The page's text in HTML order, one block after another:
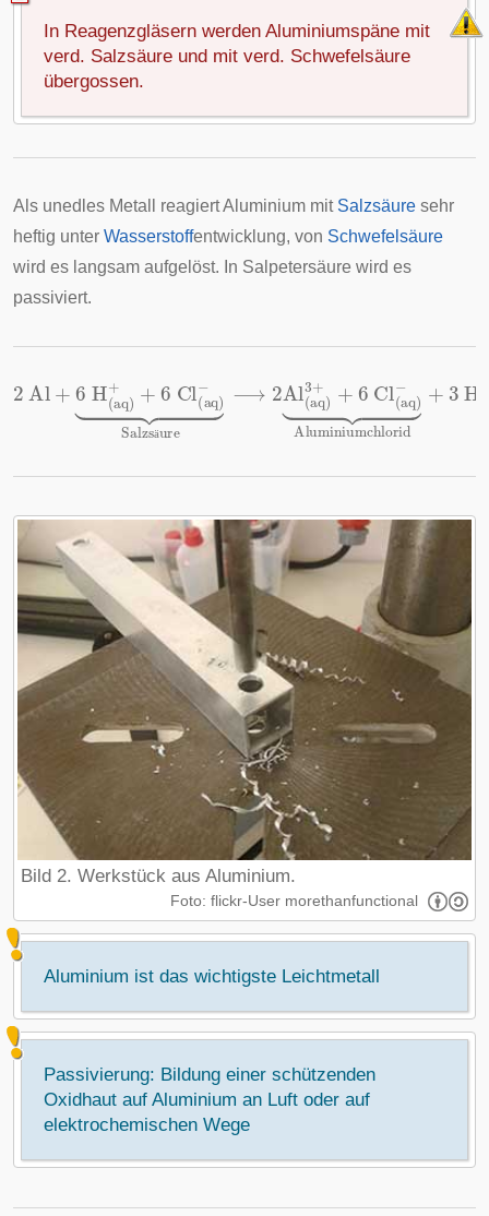
In Reagenzgläsern werden Aluminiumspäne mit
verd. Salzsäure und mit verd. Schwefelsäure
übergossen.
Als unedles Metall reagiert Aluminium mit Salzsäure sehr
heftig unter Wasserstoffentwicklung, von Schwefelsäure
wird es langsam aufgelöst. In Salpetersäure wird es
passiviert.
2 Al H(aq 6 Cl(aq
− ⏟Salzs äure Al (aq) Cl (aq)
− ⏟Aluminiumchlorid+
Bild 2. Werkstück aus Aluminium.
Foto: flickr-User morethanfunctional
Aluminium ist das wichtigste Leichtmetall
Passivierung: Bildung einer schützenden
Oxidhaut auf Aluminium an Luft oder auf
elektrochemischen Wege